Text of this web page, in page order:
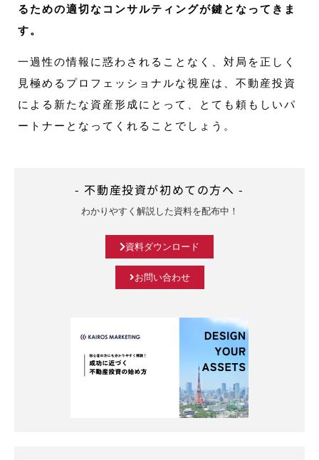
るための適切なコンサルティングが鍵となってきま
す。
一過性の情報に惑わされることなく、対局を正しく
見極めるプロフェッショナルな視座は、不動産投資
による新たな資産形成にとって、とても頼もしいパ
ートナーとなってくれることでしょう。
- 不動産投資が初めての方へ -
わかりやすく解説した資料を配布中！
資料ダウンロード
お問い合わせ